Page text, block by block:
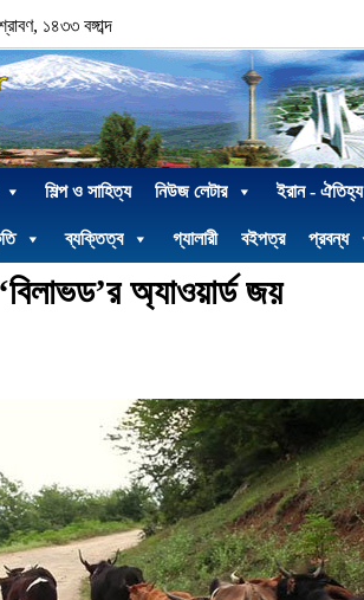
১৪৩৩ বঙ্গাব্দ
শিল্প ও সাহিত্য নিউজ লেটার ইরান - ঐতিহ্য
ব্যক্তিত্ব গ্যালারী বইপত্র প্রবন্ধ
অ্যাওয়ার্ড জয়